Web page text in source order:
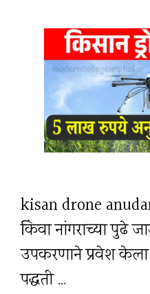
kisan drone
किंवा नांगराच्या पुढे
उपकरणाने प्रवेश
पद्धती …